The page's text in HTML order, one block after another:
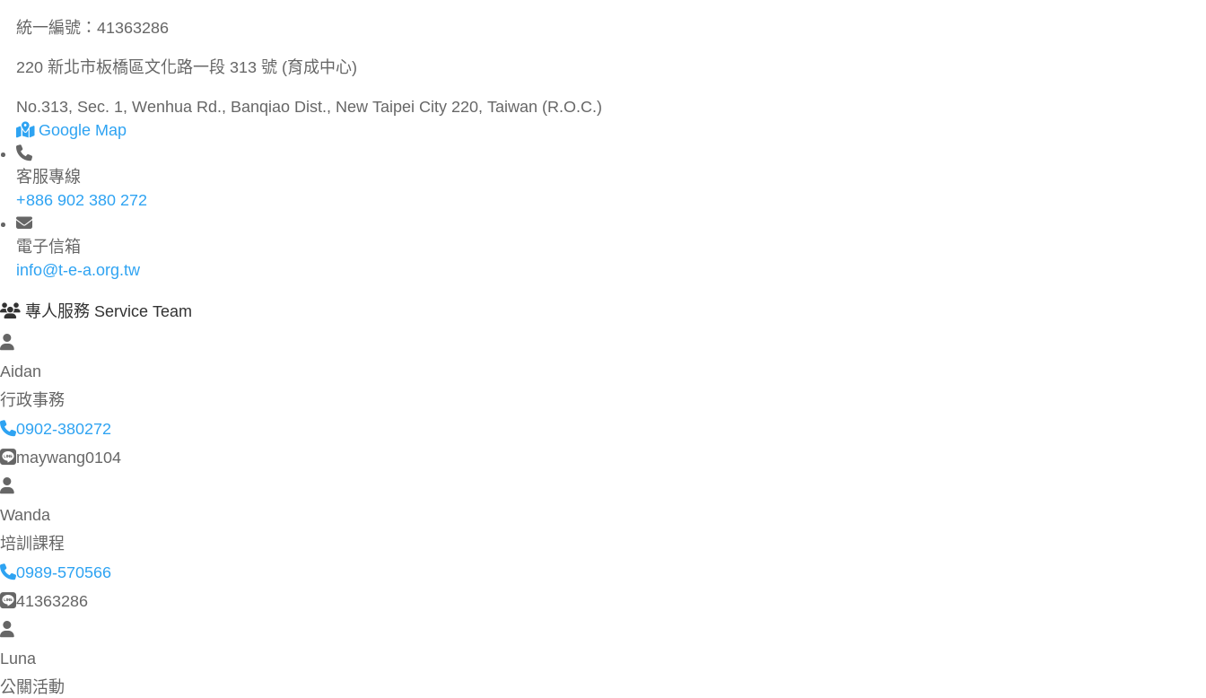
統一編號： 41363286
220 新北市板橋區文化路一段 313 號 (育成中心)
No.313, Sec. 1, Wenhua Rd., Banqiao Dist., New Taipei City 220, Taiwan (R.O.C.)
Google Map
客服專線
+886 902 380 272
電子信箱
info@t-e-a.org.tw
專人服務 Service Team
Aidan
行政事務
0902-380272
maywang0104
Wanda
培訓課程
0989-570566
41363286
Luna
公關活動